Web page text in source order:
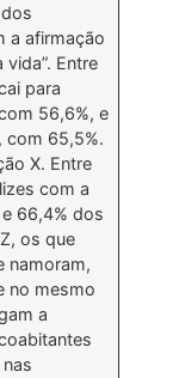
a afirmação
Entre
para
56,6%, e
com 65,5%.
X. Entre
com a
66,4% dos
os que
namoram,
no mesmo
a